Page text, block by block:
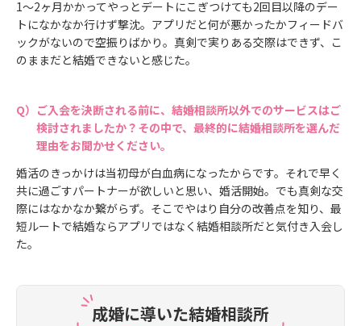
1〜2ヶ月かかってやっとデートにこぎつけても2回目以降のデー
トになかなか行けず撃沈。アプリだと何が悪かったかフィードバ
ックがないので空振りばかり。真剣で実りある交際はできず、こ
のままだと結婚できないと感じた。
ご入会を決断される前に、結婚相談所以外でのサービスはご
検討されましたか？その中で、最終的に結婚相談所を選んだ
理由をお聞かせください。
婚活のきっかけは当初母が白血病になったからです。それで早く
共に過ごすパートナーが欲しいと思い、婚活開始。でも真剣な交
際にはなかなか繋がらず。そこでやはり自分の改善点を知り、最
短ルートで結婚ならアプリではなく結婚相談所だと気付き入会し
た。
成婚に導いた結婚相談所